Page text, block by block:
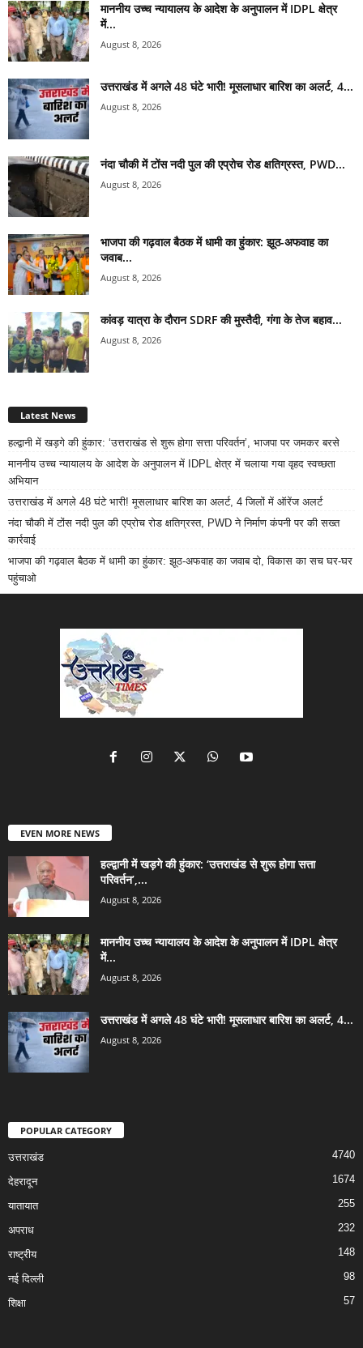
माननीय उच्च न्यायालय के आदेश के अनुपालन में IDPL क्षेत्र
में...
August 8, 2026
उत्तराखंड में अगले 48 घंटे भारी! मूसलाधार बारिश का अलर्ट, 4...
August 8, 2026
नंदा चौकी में टोंस नदी पुल की एप्रोच रोड क्षतिग्रस्त, PWD...
August 8, 2026
भाजपा की गढ़वाल बैठक में धामी का हुंकार: झूठ-अफवाह का
जवाब...
August 8, 2026
कांवड़ यात्रा के दौरान SDRF की मुस्तैदी, गंगा के तेज बहाव...
August 8, 2026
Latest News
हल्द्वानी में खड़गे की हुंकार: ‘उत्तराखंड से शुरू होगा सत्ता परिवर्तन’, भाजपा पर जमकर बरसे
माननीय उच्च न्यायालय के आदेश के अनुपालन में IDPL क्षेत्र में चलाया गया वृहद स्वच्छता
अभियान
उत्तराखंड में अगले 48 घंटे भारी! मूसलाधार बारिश का अलर्ट, 4 जिलों में ऑरेंज अलर्ट
नंदा चौकी में टोंस नदी पुल की एप्रोच रोड क्षतिग्रस्त, PWD ने निर्माण कंपनी पर की सख्त
कार्रवाई
भाजपा की गढ़वाल बैठक में धामी का हुंकार: झूठ-अफवाह का जवाब दो, विकास का सच घर-घर
पहुंचाओ
EVEN MORE NEWS
हल्द्वानी में खड़गे की हुंकार: ‘उत्तराखंड से शुरू होगा सत्ता
परिवर्तन’,...
August 8, 2026
माननीय उच्च न्यायालय के आदेश के अनुपालन में IDPL क्षेत्र
में...
August 8, 2026
उत्तराखंड में अगले 48 घंटे भारी! मूसलाधार बारिश का अलर्ट, 4...
August 8, 2026
POPULAR CATEGORY
उत्तराखंड 4740
देहरादून 1674
यातायात 255
अपराध 232
राष्ट्रीय 148
नई दिल्ली 98
शिक्षा 57